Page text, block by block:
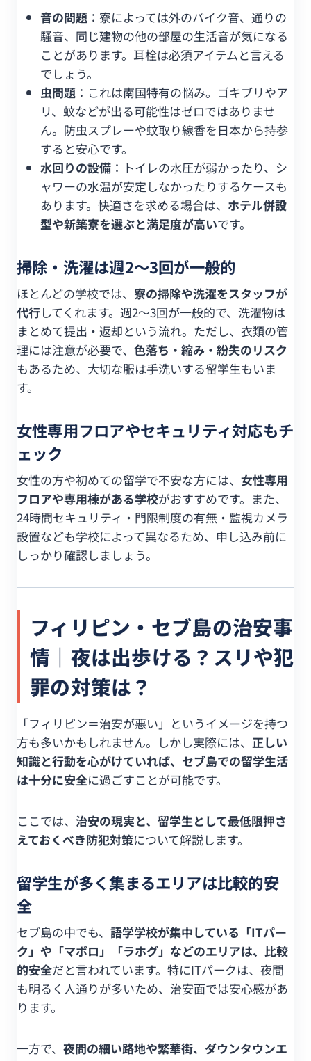
音の問題 ：寮によっては外のバイク音、通りの
騒音、同じ建物の他の部屋の生活音が気になる
ことがあります。耳栓は必須アイテムと言える
でしょう。
虫問題 ：これは南国特有の悩み。ゴキブリやア
リ、蚊などが出る可能性はゼロではありませ
ん。防虫スプレーや蚊取り線香を日本から持参
すると安心です。
水回りの設備 ：トイレの水圧が弱かったり、シ
ャワーの水温が安定しなかったりするケースも
あります。快適さを求める場合は、 ホテル併設
型や新築寮を選ぶと満足度が高いです。
掃除・洗濯は週2〜3回が一般的
ほとんどの学校では、 寮の掃除や洗濯をスタッフが
代行してくれます。週2〜3回が一般的で、洗濯物は
まとめて提出・返却という流れ。ただし、衣類の管
理には注意が必要で、 色落ち・縮み・紛失のリスク
もあるため、大切な服は手洗いする留学生もいま
す。
女性専用フロアやセキュリティ対応もチ
ェック
女性の方や初めての留学で不安な方には、 女性専用
フロアや専用棟がある学校がおすすめです。また、
24時間セキュリティ・門限制度の有無・監視カメラ
設置なども学校によって異なるため、申し込み前に
しっかり確認しましょう。
フィリピン・セブ島の治安事
情｜夜は出歩ける？スリや犯
罪の対策は？
「フィリピン＝治安が悪い」というイメージを持つ
方も多いかもしれません。しかし実際には、 正しい
知識と行動を心がけていれば、セブ島での留学生活
は十分に安全に過ごすことが可能です。
ここでは、 治安の現実と、留学生として最低限押さ
えておくべき防犯対策について解説します。
留学生が多く集まるエリアは比較的安
全
セブ島の中でも、 語学学校が集中している「ITパー
ク」や「マボロ」「ラホグ」などのエリアは、比較
的安全だと言われています。特にITパークは、夜間
も明るく人通りが多いため、治安面では安心感があ
ります。
一方で、 夜間の細い路地や繁華街、ダウンタウンエ